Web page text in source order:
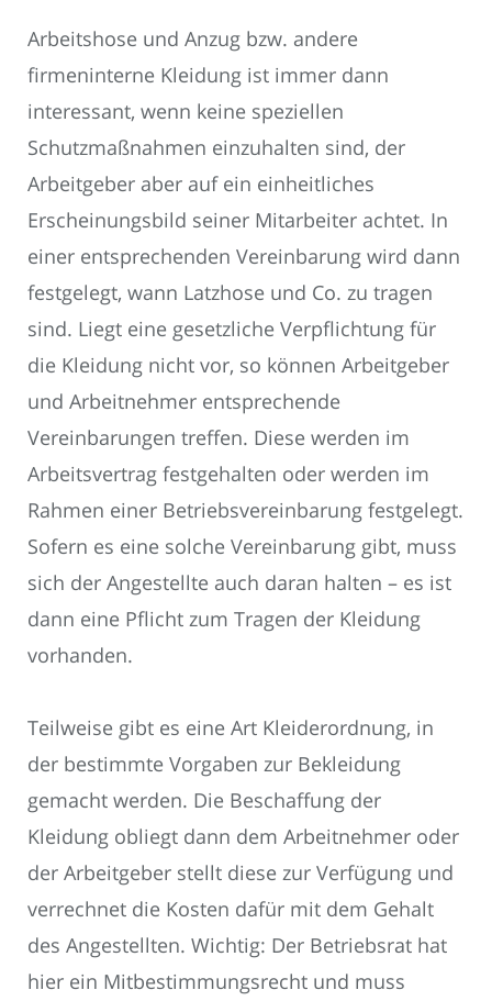
Arbeitshose und Anzug bzw. andere
firmeninterne Kleidung ist immer dann
interessant, wenn keine speziellen
Schutzmaßnahmen einzuhalten sind, der
Arbeitgeber aber auf ein einheitliches
Erscheinungsbild seiner Mitarbeiter achtet. In
einer entsprechenden Vereinbarung wird dann
festgelegt, wann Latzhose und Co. zu tragen
sind. Liegt eine gesetzliche Verpflichtung für
die Kleidung nicht vor, so können Arbeitgeber
und Arbeitnehmer entsprechende
Vereinbarungen treffen. Diese werden im
Arbeitsvertrag festgehalten oder werden im
Rahmen einer Betriebsvereinbarung festgelegt.
Sofern es eine solche Vereinbarung gibt, muss
sich der Angestellte auch daran halten – es ist
dann eine Pflicht zum Tragen der Kleidung
vorhanden.
Teilweise gibt es eine Art Kleiderordnung, in
der bestimmte Vorgaben zur Bekleidung
gemacht werden. Die Beschaffung der
Kleidung obliegt dann dem Arbeitnehmer oder
der Arbeitgeber stellt diese zur Verfügung und
verrechnet die Kosten dafür mit dem Gehalt
des Angestellten. Wichtig: Der Betriebsrat hat
hier ein Mitbestimmungsrecht und muss